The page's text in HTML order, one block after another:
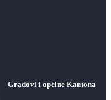
Gradovi i općine Kantona